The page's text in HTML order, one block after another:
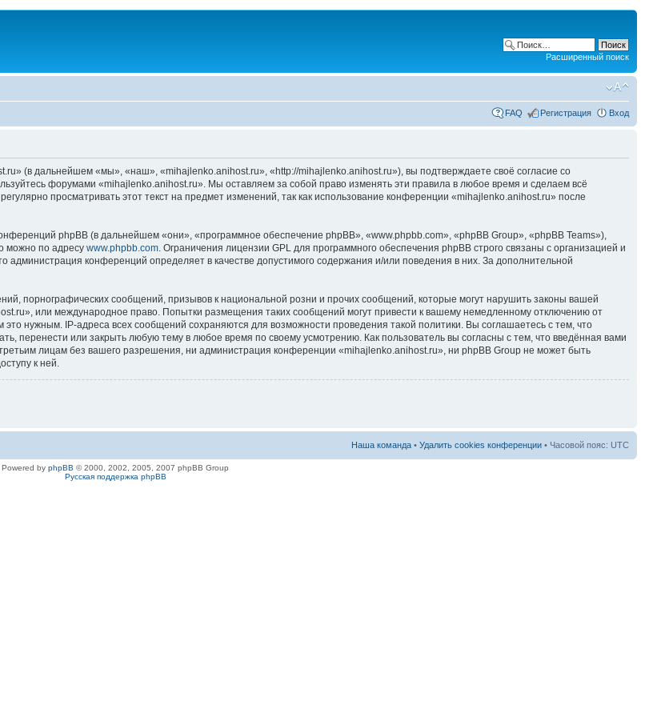
Расширенный поиск
FAQ Регистрация Вход
(в дальнейшем «мы», «наш», «mihajlenko.anihost.ru», «http://mihajlenko.anihost.ru»), вы подтверждаете своё согласие со
форумами «mihajlenko.anihost.ru». Мы оставляем за собой право изменять эти правила в любое время и сделаем всё
просматривать этот текст на предмет изменений, так как использование конференции «mihajlenko.anihost.ru» после
phpBB (в дальнейшем «они», «программное обеспечение phpBB», «www.phpbb.com», «phpBB Group», «phpBB Teams»),
можно по адресу www.phpbb.com . Ограничения лицензии GPL для программного обеспечения phpBB строго связаны с организацией и
администрация конференций определяет в качестве допустимого содержания и/или поведения в них. За дополнительной
порнографических сообщений, призывов к национальной розни и прочих сообщений, которые могут нарушить законы вашей
или международное право. Попытки размещения таких сообщений могут привести к вашему немедленному отключению от
нужным. IP-адреса всех сообщений сохраняются для возможности проведения такой политики. Вы соглашаетесь с тем, что
перенести или закрыть любую тему в любое время по своему усмотрению. Как пользователь вы согласны с тем, что введённая вами
лицам без вашего разрешения, ни администрация конференции «mihajlenko.anihost.ru», ни phpBB Group не может быть
к ней.
Наша команда • Удалить cookies конференции • Часовой пояс: UTC
Powered by phpBB © 2000, 2002, 2005, 2007 phpBB Group
Русская поддержка phpBB